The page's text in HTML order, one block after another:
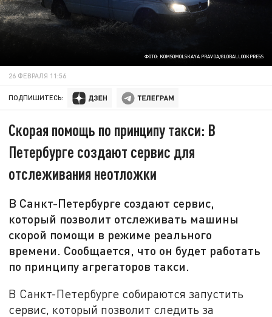
ФОТО: KOMSOMOLSKAYA PRAVDA/GLOBALLOOKPRESS
26 ФЕВРАЛЯ 11:56
ПОДПИШИТЕСЬ:
Скорая помощь по принципу такси: В
Петербурге создают сервис для
отслеживания неотложки
В Санкт-Петербурге создают сервис,
который позволит отслеживать машины
скорой помощи в режиме реального
времени. Сообщается, что он будет работать
по принципу агрегаторов такси.
В Санкт-Петербурге собираются запустить
сервис, который позволит следить за